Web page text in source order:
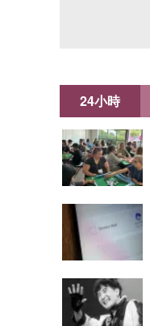
24小時